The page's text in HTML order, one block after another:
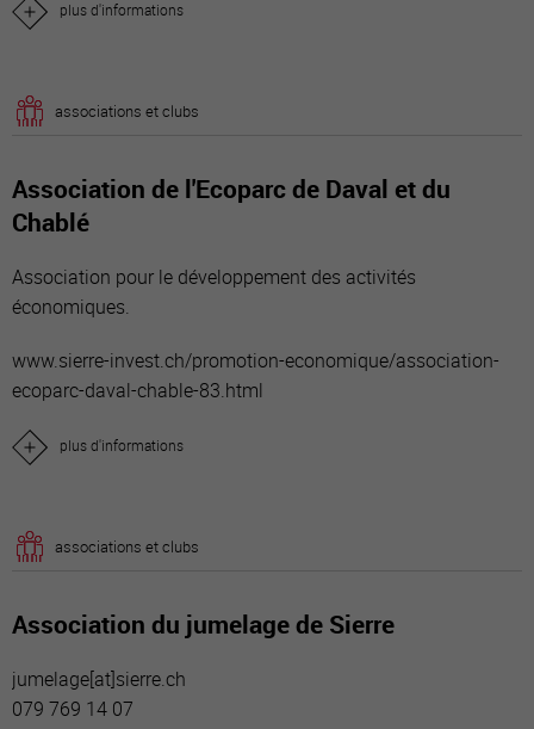
plus d'informations
associations et clubs
Association de l'Ecoparc de Daval et du
Chablé
Association pour le développement des activités
économiques.
www.sierre-invest.ch/promotion-economique/association-
ecoparc-daval-chable-83.html
plus d'informations
associations et clubs
Association du jumelage de Sierre
jumelage[at]sierre.ch
079 769 14 07